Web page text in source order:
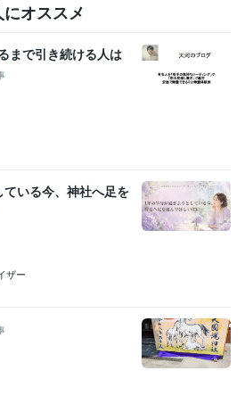
オススメ
まで引き続ける人は
いる今、神社へ足を
ザー